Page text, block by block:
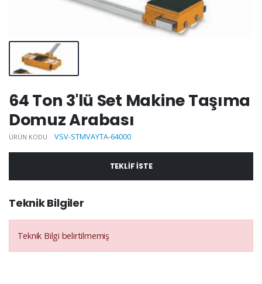
64 Ton 3'lü Set Makine Taşıma
Domuz Arabası
ÜRÜN KODU VSV-STMVAYTA-64000
TEKLIF ISTE
Teknik Bilgiler
Teknik Bilgi belirtilmemiş